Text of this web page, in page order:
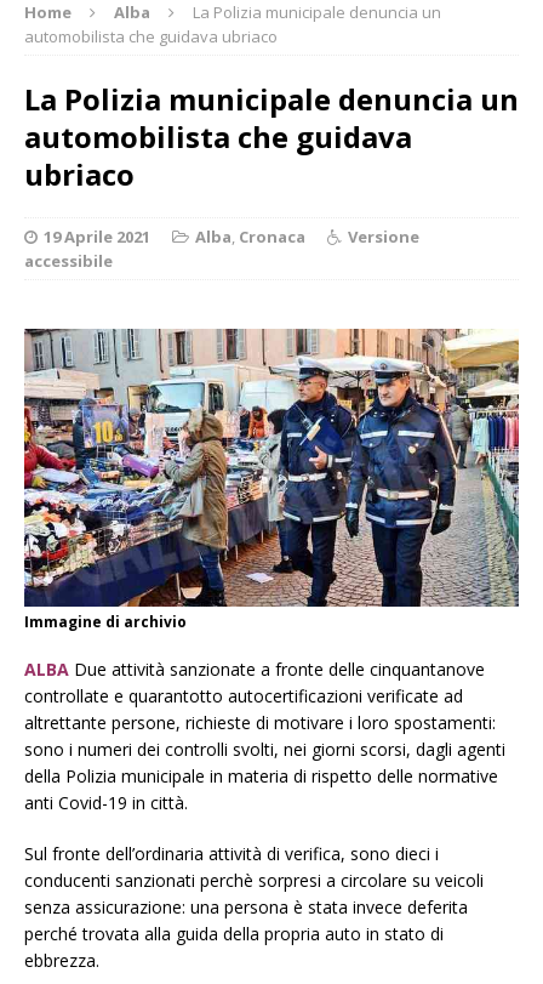
Home Alba
La Polizia municipale denuncia un
automobilista che guidava ubriaco
La Polizia municipale denuncia un
automobilista che guidava
ubriaco
19 Aprile 2021 Alba, Cronaca
Versione
accessibile
Immagine di archivio
ALBA Due attività sanzionate a fronte delle cinquantanove
controllate e quarantotto autocertificazioni verificate ad
altrettante persone, richieste di motivare i loro spostamenti:
sono i numeri dei controlli svolti, nei giorni scorsi, dagli agenti
della Polizia municipale in materia di rispetto delle normative
anti Covid-19 in città.
Sul fronte dell’ordinaria attività di verifica, sono dieci i
conducenti sanzionati perchè sorpresi a circolare su veicoli
senza assicurazione: una persona è stata invece deferita
perché trovata alla guida della propria auto in stato di
ebbrezza.